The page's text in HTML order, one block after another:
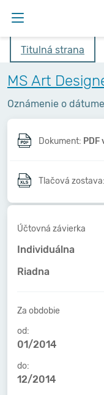
Titulná strana
MS Art
Oznámenie o
Dokument:
Tlačová zostava:
Účtovná závierka
Individuálna
Riadna
Za obdobie
od:
01/2014
do:
12/2014